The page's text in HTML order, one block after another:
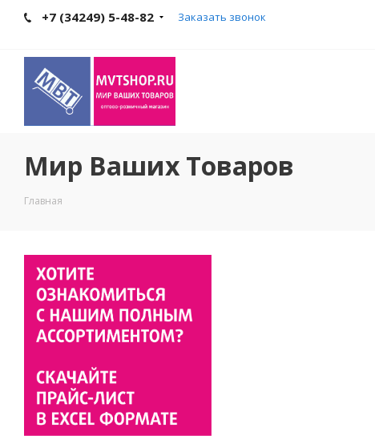
+7 (34249) 5-48-82 Заказать звонок
Мир Ваших Товаров
Главная